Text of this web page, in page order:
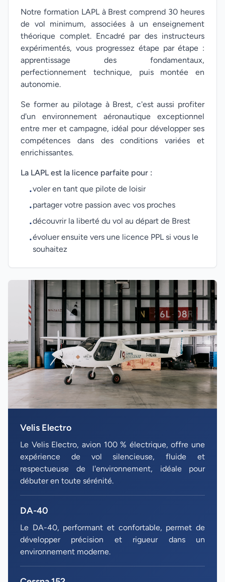
Notre formation LAPL à Brest comprend 30 heures
de vol minimum, associées à un enseignement
théorique complet. Encadré par des instructeurs
expérimentés, vous progressez étape par étape :
apprentissage des fondamentaux,
perfectionnement technique, puis montée en
autonomie.
Se former au pilotage à Brest, c'est aussi profiter
d'un environnement aéronautique exceptionnel
entre mer et campagne, idéal pour développer ses
compétences dans des conditions variées et
enrichissantes.
La LAPL est la licence parfaite pour :
•voler en tant que pilote de loisir
•partager votre passion avec vos proches
•découvrir la liberté du vol au départ de Brest
•évoluer ensuite vers une licence PPL si vous le
souhaitez
Velis Electro
Le Velis Electro, avion 100 % électrique, offre une
expérience de vol silencieuse, fluide et
respectueuse de l'environnement, idéale pour
débuter en toute sérénité.
DA-40
Le DA-40, performant et confortable, permet de
développer précision et rigueur dans un
environnement moderne.